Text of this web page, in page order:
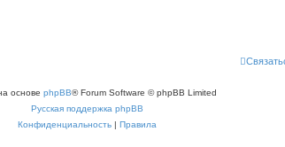
основе phpBB® Forum Software © phpBB Limited
Русская поддержка phpBB
Конфиденциальность | Правила